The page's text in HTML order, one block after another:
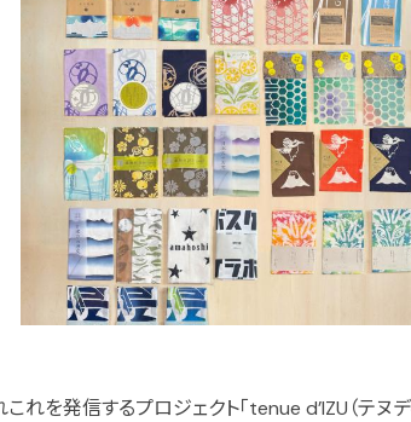
を発信するプロジェクト「tenue d’IZU（テヌデ